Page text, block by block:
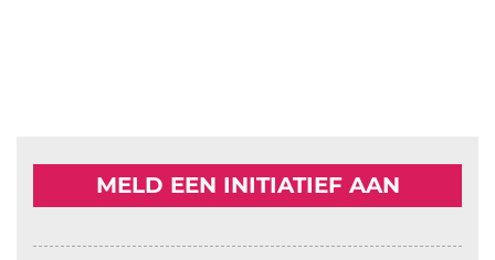
MELD EEN INITIATIEF AAN